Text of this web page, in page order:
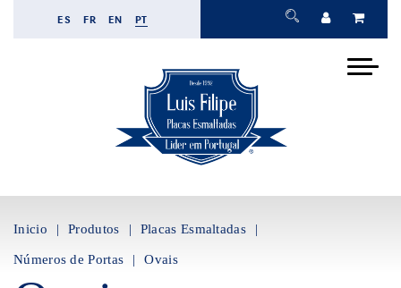
ES FR EN PT
Inicio Produtos Placas Esmaltadas
Números de Portas Ovais